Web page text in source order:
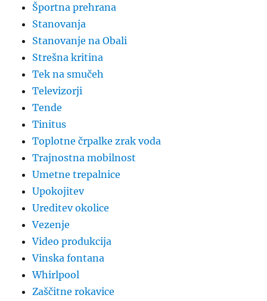
Športna prehrana
Stanovanja
Stanovanje na Obali
Strešna kritina
Tek na smučeh
Televizorji
Tende
Tinitus
Toplotne črpalke zrak voda
Trajnostna mobilnost
Umetne trepalnice
Upokojitev
Ureditev okolice
Vezenje
Video produkcija
Vinska fontana
Whirlpool
Zaščitne rokavice